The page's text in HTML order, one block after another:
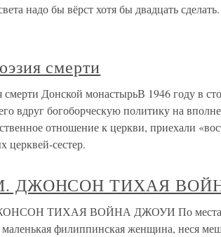
надо бы вёрст хотя бы двадцать
смерти
смерти Донской монастырьВ 1946 году в
вдруг богоборческую политику на
отношение к церкви, приехали
церквей-сестер.
ДЖОНСОН ТИХАЯ
ТИХАЯ ВОЙНА ДЖОУИ По местам
маленькая филиппинская женщина, неся